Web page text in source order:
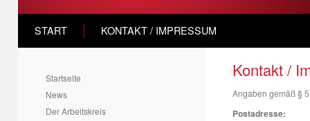
START KONTAKT / IMPRESSUM
Startseite
News
Der Arbeitskreis
Kontakt /
Angaben gemäß §
Postadresse: